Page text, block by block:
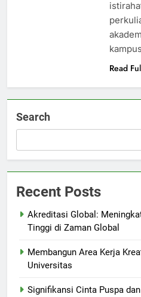
Read
Search
Recent Posts
Akreditasi Global:
Tinggi di Zaman Global
Membangun Area Kerja
Universitas
Signifikansi Cinta Puspa